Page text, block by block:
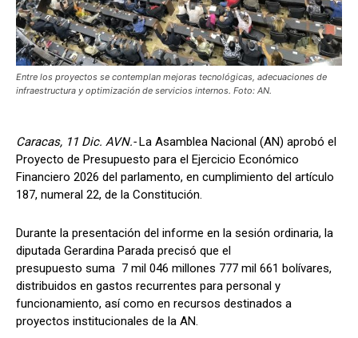
Entre los proyectos se contemplan mejoras tecnológicas, adecuaciones de
infraestructura y optimización de servicios internos. Foto: AN.
Caracas, 11 Dic. AVN.-La Asamblea Nacional (AN) aprobó el
Proyecto de Presupuesto para el Ejercicio Económico
Financiero 2026 del parlamento, en cumplimiento del artículo
187, numeral 22, de la Constitución.
Durante la presentación del informe en la sesión ordinaria, la
diputada Gerardina Parada precisó que el
presupuesto suma 7 mil 046 millones 777 mil 661 bolívares,
distribuidos en gastos recurrentes para personal y
funcionamiento, así como en recursos destinados a
proyectos institucionales de la AN.